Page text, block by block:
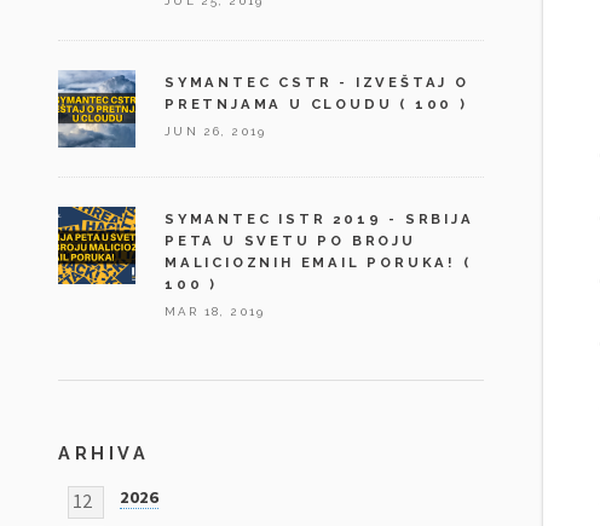
SYMANTEC CSTR - IZVEŠTAJ O
PRETNJAMA U CLOUDU
( 100 )
JUN 26, 2019
SYMANTEC ISTR 2019 - SRBIJA
PETA U SVETU PO BROJU
MALICIOZNIH EMAIL PORUKA!
(
100 )
MAR 18, 2019
ARHIVA
12 2026